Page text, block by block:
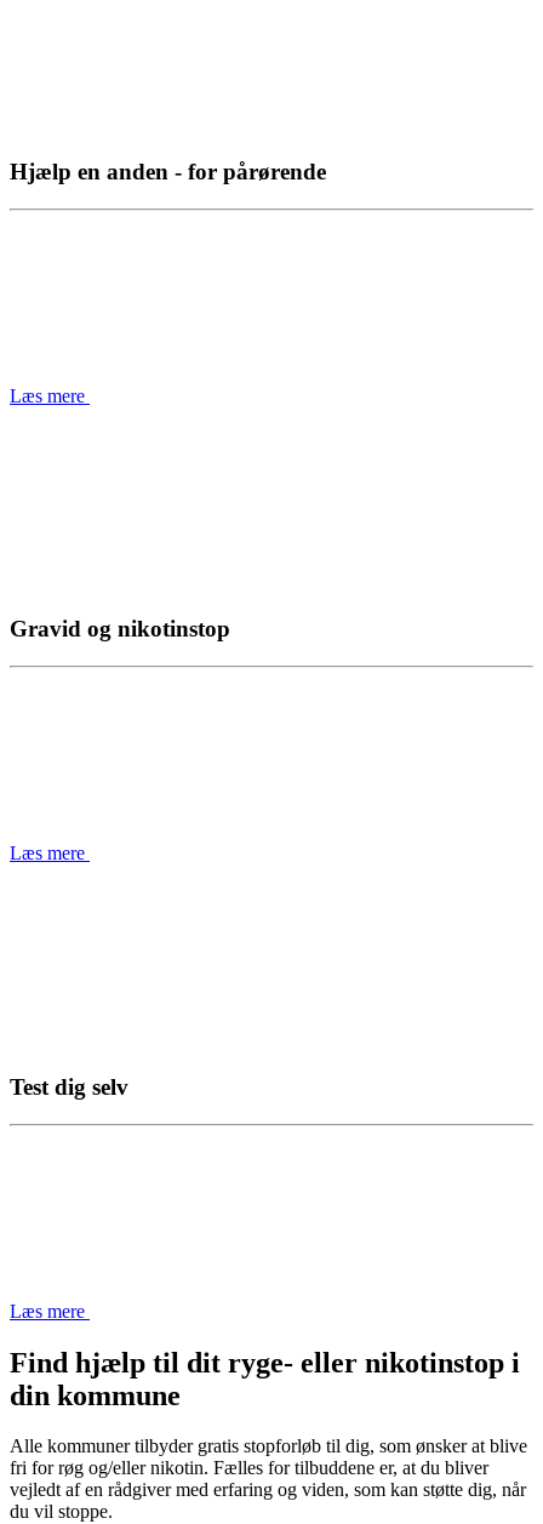
Hjælp en anden - for pårørende
Læs mere
Gravid og nikotinstop
Læs mere
Test dig selv
Læs mere
Find hjælp til dit ryge- eller nikotinstop i
din kommune
Alle kommuner tilbyder gratis stopforløb til dig, som ønsker at blive
fri for røg og/eller nikotin. Fælles for tilbuddene er, at du bliver
vejledt af en rådgiver med erfaring og viden, som kan støtte dig, når
du vil stoppe.